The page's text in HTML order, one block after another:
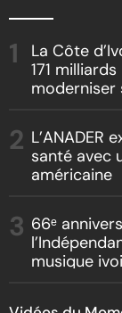
La Côte
171
moderniser
L’ANADER
santé avec
américaine
66ᵉ
musique